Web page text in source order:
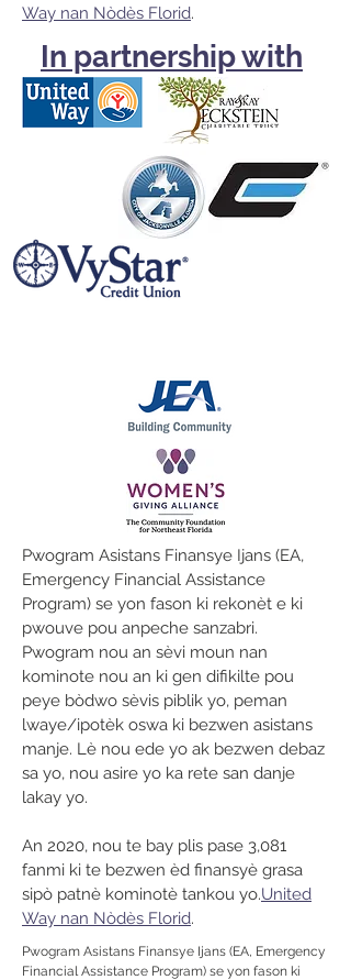
Way nan Nòdès Florid.
In partnership with
Pwogram Asistans Finansye Ijans (EA,
Emergency Financial Assistance
Program) se yon fason ki rekonèt e ki
pwouve pou anpeche sanzabri.
Pwogram nou an sèvi moun nan
kominote nou an ki gen difikilte pou
peye bòdwo sèvis piblik yo, peman
lwaye/ipotèk oswa ki bezwen asistans
manje. Lè nou ede yo ak bezwen debaz
sa yo, nou asire yo ka rete san danje
lakay yo.
An 2020, nou te bay plis pase 3,081
fanmi ki te bezwen èd finansyè grasa
sipò patnè kominotè tankou yo.United
Way nan Nòdès Florid.
Pwogram Asistans Finansye Ijans (EA, Emergency
Financial Assistance Program) se yon fason ki